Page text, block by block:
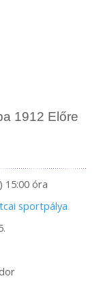
1912 Előre
15:00 óra
sportpálya